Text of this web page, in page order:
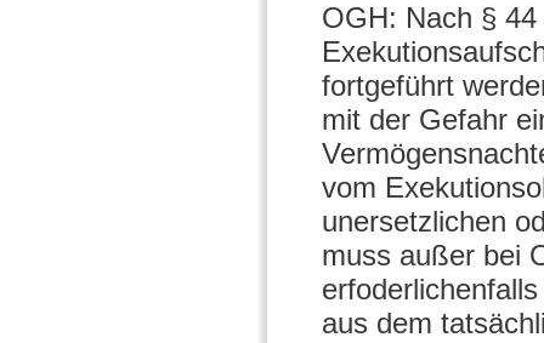
OGH: Nach §
fortgeführt
mit der Gefahr
vom
unersetzlichen
muss außer bei
aus dem